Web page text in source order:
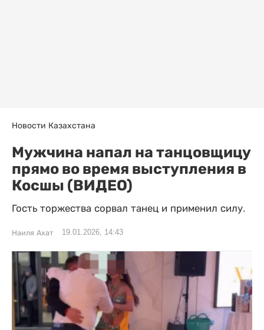
Новости Казахстана
Мужчина напал на танцовщицу
прямо во время выступления в
Косшы (ВИДЕО)
Гость торжества сорвал танец и применил силу.
Наиля Ахат 19.01.2026, 14:43